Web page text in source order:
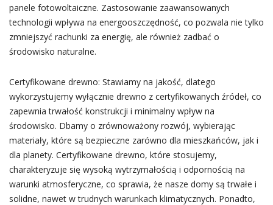
panele fotowoltaiczne. Zastosowanie zaawansowanych
technologii wpływa na energooszczędność, co pozwala nie tylko
zmniejszyć rachunki za energię, ale również zadbać o
środowisko naturalne.
Certyfikowane drewno: Stawiamy na jakość, dlatego
wykorzystujemy wyłącznie drewno z certyfikowanych źródeł, co
zapewnia trwałość konstrukcji i minimalny wpływ na
środowisko. Dbamy o zrównoważony rozwój, wybierając
materiały, które są bezpieczne zarówno dla mieszkańców, jak i
dla planety. Certyfikowane drewno, które stosujemy,
charakteryzuje się wysoką wytrzymałością i odpornością na
warunki atmosferyczne, co sprawia, że nasze domy są trwałe i
solidne, nawet w trudnych warunkach klimatycznych. Ponadto,